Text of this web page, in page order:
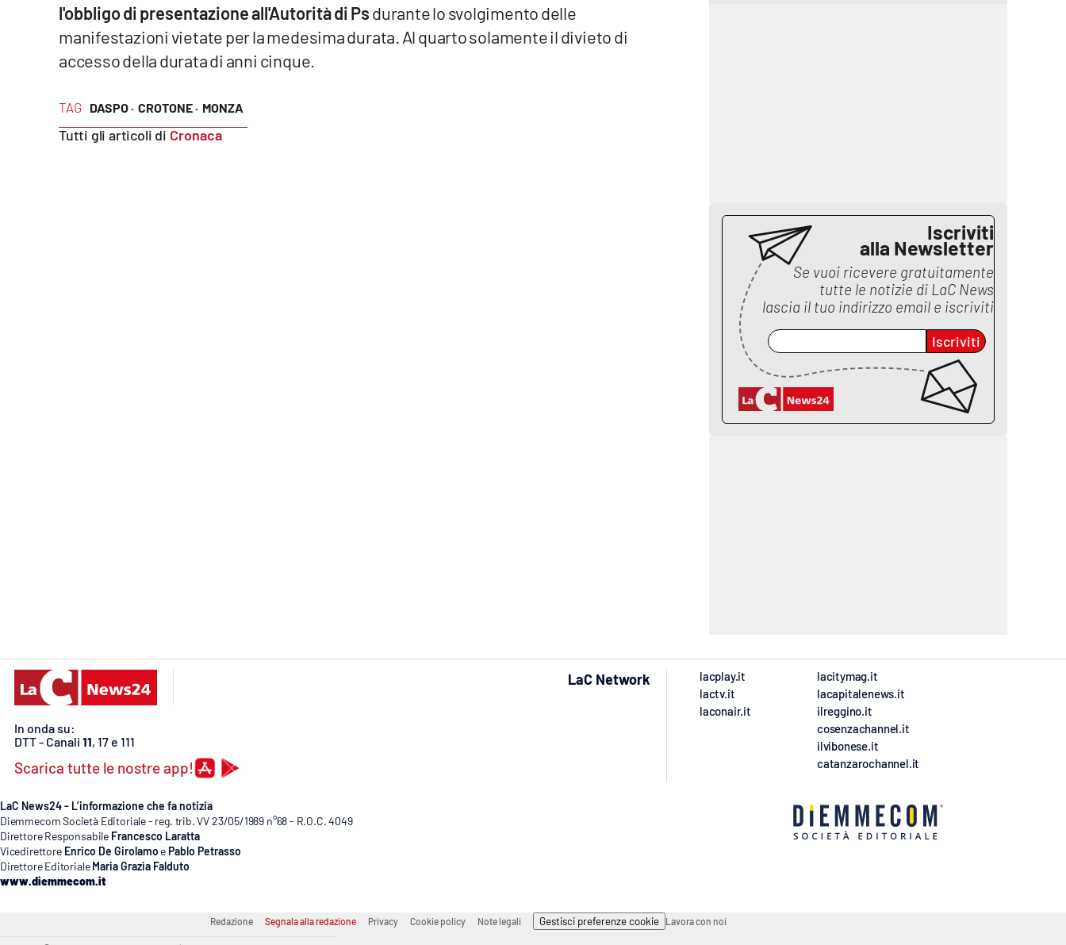
Calabriavisione
Catanzarochannel.it
App
TAG DASPO · CROTONE · MONZA
Tutti gli articoli di Cronaca
l'obbligo di presentazione all'Autorità di Psdurante lo svolgimento delle
manifestazioni vietate per la medesima durata. Al quarto solamente il divieto di
accesso della durata di anni cinque.
Iscriviti
alla Newsletter
Se vuoi ricevere gratuitamente
tutte le notizie di LaC News
lascia il tuo indirizzo email e iscriviti
Iscriviti
In onda su:
DTT - Canali 11, 17 e 111
Scarica tutte le nostre app!
LaC Network
lacplay.it
lactv.it
laconair.it
lacitymag.it
lacapitalenews.it
ilreggino.it
cosenzachannel.it
ilvibonese.it
catanzarochannel.it
LaC News24 - L’informazione che fa notizia
Diemmecom Società Editoriale - reg. trib. VV 23/05/1989 n°68 - R.O.C. 4049
Direttore Responsabile Francesco Laratta
Vicedirettore Enrico De Girolamo e Pablo Petrasso
Direttore Editoriale Maria Grazia Falduto
www.diemmecom.it
Redazione Segnala alla redazione Privacy Cookie policy Note legali Gestisci preferenze cookie Lavora con noi